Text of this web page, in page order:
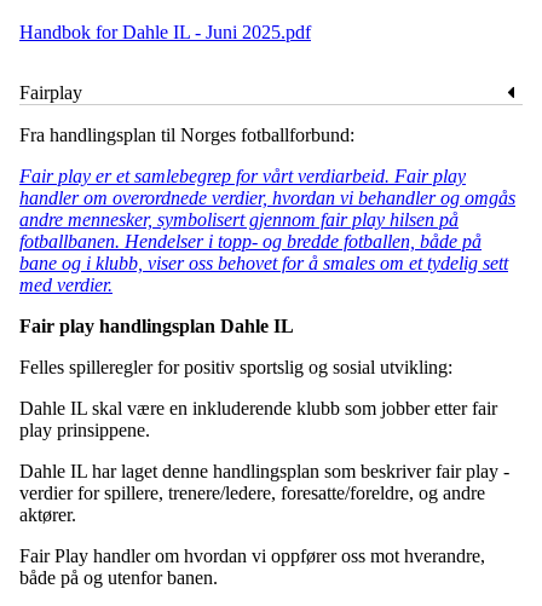
Handbok for Dahle IL - Juni 2025.pdf
Fairplay
Fra handlingsplan til Norges fotballforbund:
Fair play er et samlebegrep for vårt verdiarbeid. Fair play
handler om overordnede verdier, hvordan vi behandler og omgås
andre mennesker, symbolisert gjennom fair play hilsen på
fotballbanen. Hendelser i topp- og bredde fotballen, både på
bane og i klubb, viser oss behovet for å smales om et tydelig sett
med verdier.
Fair play handlingsplan Dahle IL
Felles spilleregler for positiv sportslig og sosial utvikling:
Dahle IL skal være en inkluderende klubb som jobber etter fair
play prinsippene.
Dahle IL har laget denne handlingsplan som beskriver fair play -
verdier for spillere, trenere/ledere, foresatte/foreldre, og andre
aktører.
Fair Play handler om hvordan vi oppfører oss mot hverandre,
både på og utenfor banen.